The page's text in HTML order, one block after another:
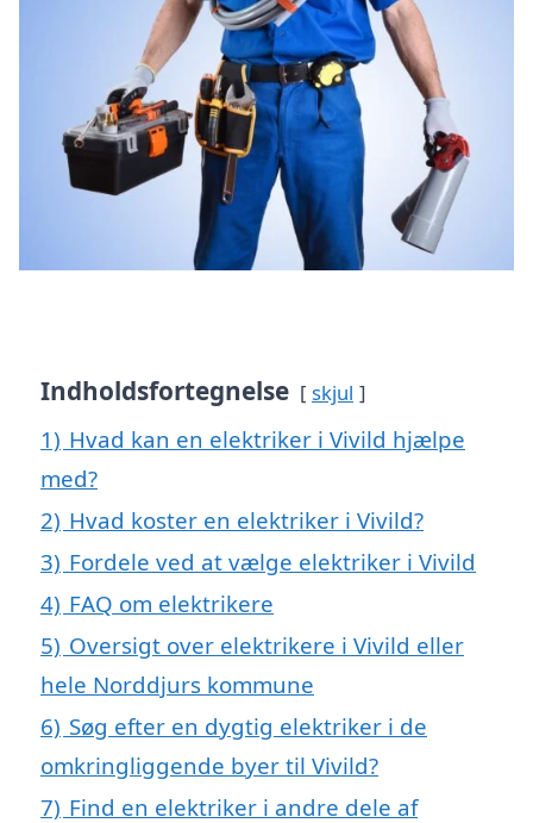
Indholdsfortegnelse skjul
1) Hvad kan en elektriker i Vivild hjælpe
med?
2) Hvad koster en elektriker i Vivild?
3) Fordele ved at vælge elektriker i Vivild
4) FAQ om elektrikere
5) Oversigt over elektrikere i Vivild eller
hele Norddjurs kommune
6) Søg efter en dygtig elektriker i de
omkringliggende byer til Vivild?
7) Find en elektriker i andre dele af